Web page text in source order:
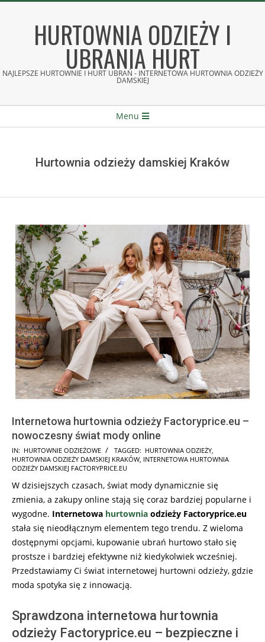
HURTOWNIA ODZIEŻY I
UBRANIA HURT
NAJLEPSZE HURTOWNIE I HURT UBRAŃ - INTERNETOWA HURTOWNIA ODZIEŻY
DAMSKIEJ
Menu
Hurtownia odzieży damskiej Kraków
Internetowa hurtownia odzieży Factoryprice.eu –
nowoczesny świat mody online
2026-
02-
IN: HURTOWNIE ODZIEŻOWE TAGGED: HURTOWNIA ODZIEŻY,
HURTOWNIA ODZIEŻY DAMSKIEJ KRAKÓW, INTERNETOWA HURTOWNIA
ODZIEŻY DAMSKIEJ FACTORYPRICE.EU
W dzisiejszych czasach, świat mody dynamicznie się
zmienia, a zakupy online stają się coraz bardziej popularne i
wygodne. Internetowa hurtownia odzieży Factoryprice.eu
stała się nieodłącznym elementem tego trendu. Z wieloma
dostępnymi opcjami, kupowanie ubrań hurtowo stało się
prostsze i bardziej efektywne niż kiedykolwiek wcześniej.
Przedstawiamy Ci świat internetowej hurtowni odzieży, gdzie
moda spotyka się z innowacją.
Sprawdzona internetowa hurtownia
odzieży Factoryprice.eu – bezpieczne i